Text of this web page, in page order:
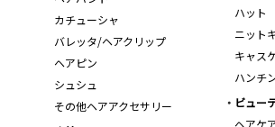
カチューシャ
バレッタ/ヘアクリップ
ヘアピン
シュシュ
その他ヘアアクセサリー
ハット
ニット
キャス
ハンチ
ビュー
ヘアケ